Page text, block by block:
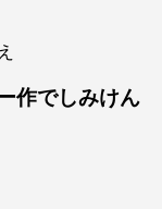
作でしみけん